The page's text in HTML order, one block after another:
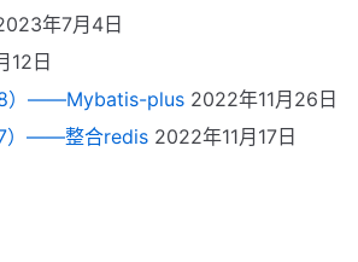
年7月4日
12日
）——Mybatis-plus 2022年11月26日
）——整合redis 2022年11月17日